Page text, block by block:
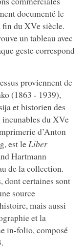
documenté le
fin du XVe siècle.
un tableau avec
geste correspond
proviennent de
(1863 - 1939),
et historien des
incunables du XVe
d’Anton
est leLiber
Hartmann
de la collection.
dont certaines sont
source
mais aussi
et la
in-folio, composé